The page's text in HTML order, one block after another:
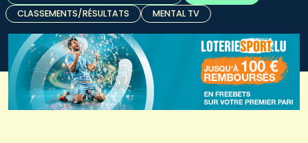
Quand les résultats de l'auto-complétion sont
CLASSEMENTS/RÉSULTATS
MENTAL TV